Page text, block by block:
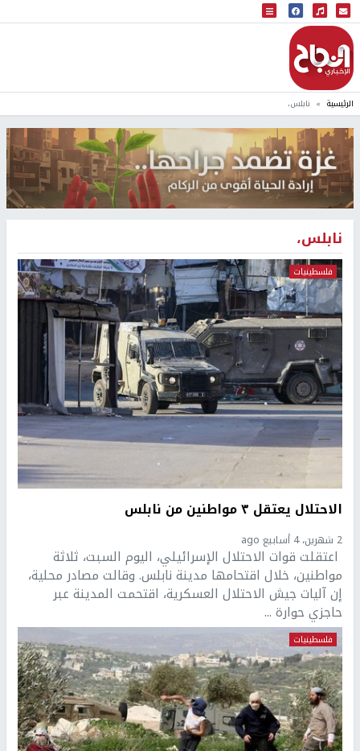
البث المباشر
إذاعة النجاح
الرئيسية نابلس،
نابلس،
فلسطينيات
الاحتلال يعتقل ٣ مواطنين من نابلس
2 شهرين، 4 أسابيع ago
اعتقلت قوات الاحتلال الإسرائيلي، اليوم السبت، ثلاثة
مواطنين، خلال اقتحامها مدينة نابلس. وقالت مصادر محلية،
إن آليات جيش الاحتلال العسكرية، اقتحمت المدينة عبر
حاجزي حوارة ...
فلسطينيات